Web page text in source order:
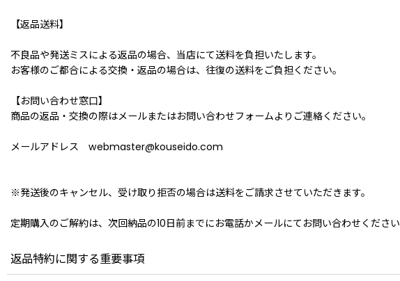
【返品送料】
不良品や発送ミスによる返品の場合、当店にて送料を負担いたします。
お客様のご都合による交換・返品の場合は、往復の送料をご負担ください。
【お問い合わせ窓口】
商品の返品・交換の際はメールまたはお問い合わせフォームよりご連絡ください。
メールアドレス webmaster@kouseido.com
※発送後のキャンセル、受け取り拒否の場合は送料をご請求させていただきます。
定期購入のご解約は、次回納品の10日前までにお電話かメールにてお問い合わせください
返品特約に関する重要事項